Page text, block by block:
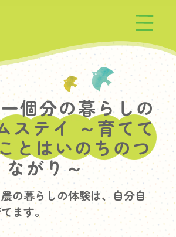
たはら巡り〜なとは
プログラム一覧
お知らせ
個分の暮らしの
ステイ ～育てて
とはいのちのつ
ながり～
の暮らしの体験は、自分自
ます。